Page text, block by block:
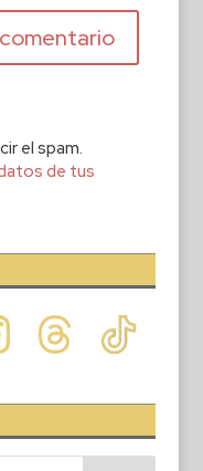
el spam.
de tus